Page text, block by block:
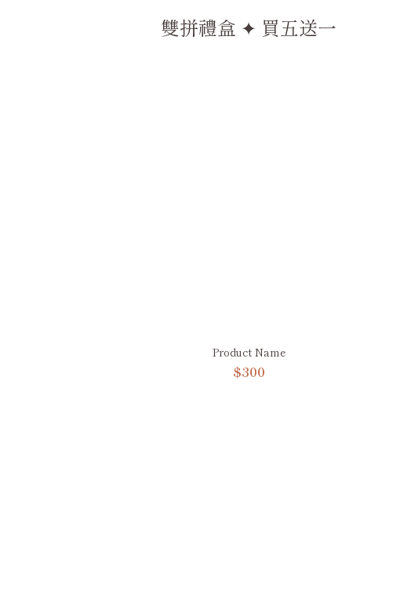
雙拼禮盒 ✦ 買五送一
Product Name
$300